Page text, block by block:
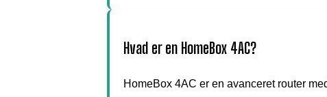
Hvad er en HomeBox 4AC?
HomeBox 4AC er en avanceret router